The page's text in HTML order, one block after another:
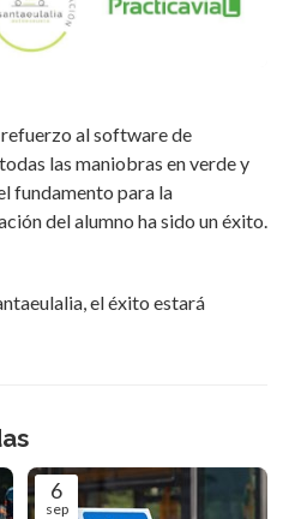
al software de
las maniobras en verde y
fundamento para la
del alumno ha sido un éxito.
el éxito estará
6
sep